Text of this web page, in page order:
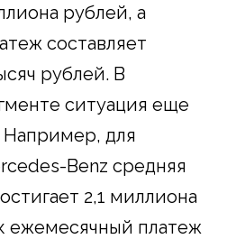
рублей, а
составляет
рублей. В
ситуация еще
для
Benz средняя
2,1 миллиона
ежемесячный платеж